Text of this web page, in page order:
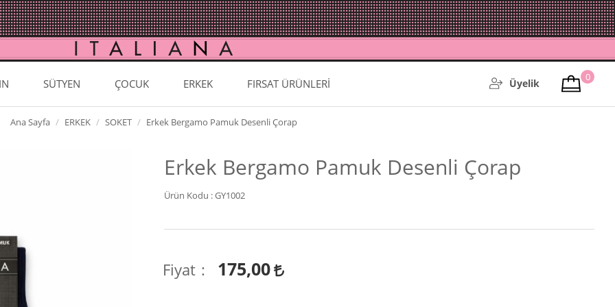
SÜTYEN ÇOCUK ERKEK FIRSAT ÜRÜNLERİ Üyelik 0
Ana Sayfa ERKEK SOKET Erkek Bergamo Pamuk Desenli Çorap
Erkek Bergamo Pamuk Desenli Çorap
Ürün Kodu :GY1002
Fiyat 175,00